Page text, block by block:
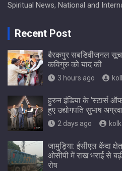
Spiritual News, National and
Recent Post
बैरकपुर सबडिवीजनल
कविगुरु को याद की
3 hours ago
हुरुन इंडिया के ‘स्टार्स
हुए उद्योगपति सुभाष
2 days ago
जामुड़िया: ईसीएल केंदा
ओसीपी में राख भराई से
रोष